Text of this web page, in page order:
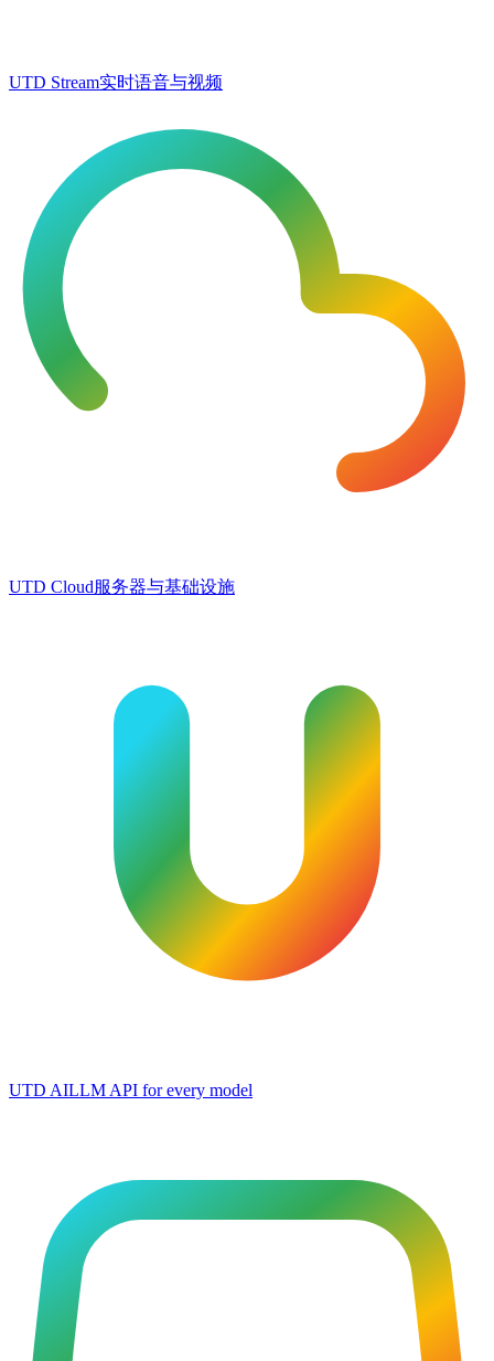
UTD Stream实时语音与视频
UTD Cloud服务器与基础设施
UTD AILLM API for every model